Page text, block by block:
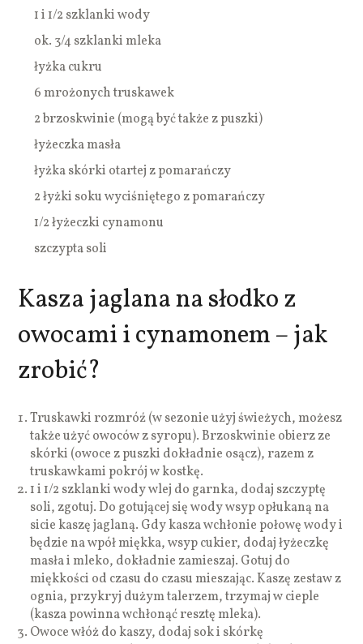
1 i 1/2 szklanki wody
ok. 3/4 szklanki mleka
łyżka cukru
6 mrożonych truskawek
2 brzoskwinie (mogą być także z puszki)
łyżeczka masła
łyżka skórki otartej z pomarańczy
2 łyżki soku wyciśniętego z pomarańczy
1/2 łyżeczki cynamonu
szczypta soli
Kasza jaglana na słodko z
owocami i cynamonem – jak
zrobić?
Truskawki rozmróź (w sezonie użyj świeżych, możesz
także użyć owoców z syropu). Brzoskwinie obierz ze
skórki (owoce z puszki dokładnie osącz), razem z
truskawkami pokrój w kostkę.
1 i 1/2 szklanki wody wlej do garnka, dodaj szczyptę
soli, zgotuj. Do gotującej się wody wsyp opłukaną na
sicie kaszę jaglaną. Gdy kasza wchłonie połowę wody i
będzie na wpół miękka, wsyp cukier, dodaj łyżeczkę
masła i mleko, dokładnie zamieszaj. Gotuj do
miękkości od czasu do czasu mieszając. Kaszę zestaw z
ognia, przykryj dużym talerzem, trzymaj w cieple
(kasza powinna wchłonąć resztę mleka).
Owoce włóż do kaszy, dodaj sok i skórkę